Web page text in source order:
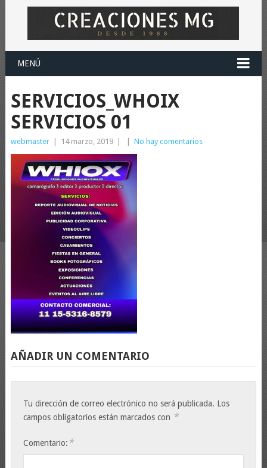
MENÚ
SERVICIOS_WHOIX
SERVICIOS 01
webmaster 14 marzo, 2019 No hay comentarios
AÑADIR UN COMENTARIO
Tu dirección de correo electrónico no será publicada. Los
campos obligatorios están marcados con *
Comentario: *